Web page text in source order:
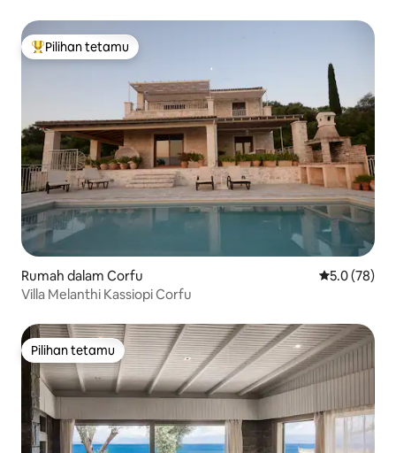
Pilihan utama tetamu
Pilihan tetamu
Rumah dalam Corfu Penarafan
5.0 (78)
Villa Melanthi Kassiopi Corfu
Pilihan tetamu
Pilihan tetamu